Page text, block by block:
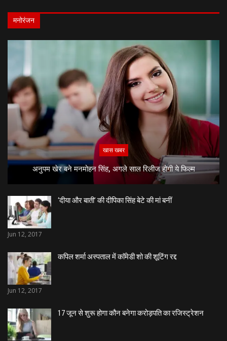
मनोरंजन
खास खबर
अनुपम खेर बने मनमोहन सिंह, अगले साल रिलीज होगी ये फिल्म
‘दीया और बाती’ की दीपिका सिंह बेटे की मां बनीं
Jun 12, 2017
कपिल शर्मा अस्पताल में काॅमेडी शो की शूटिंग रद्द
Jun 12, 2017
17 जून से शुरू होगा कौन बनेगा करोड़पति का रजिस्ट्रेशन